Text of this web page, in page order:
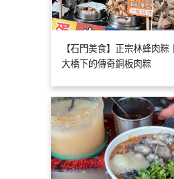
【石門美食】正宗林蜂肉
大橋下的傳奇銅板肉粽